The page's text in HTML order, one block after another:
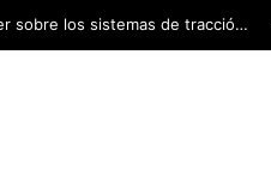
de Kartismo